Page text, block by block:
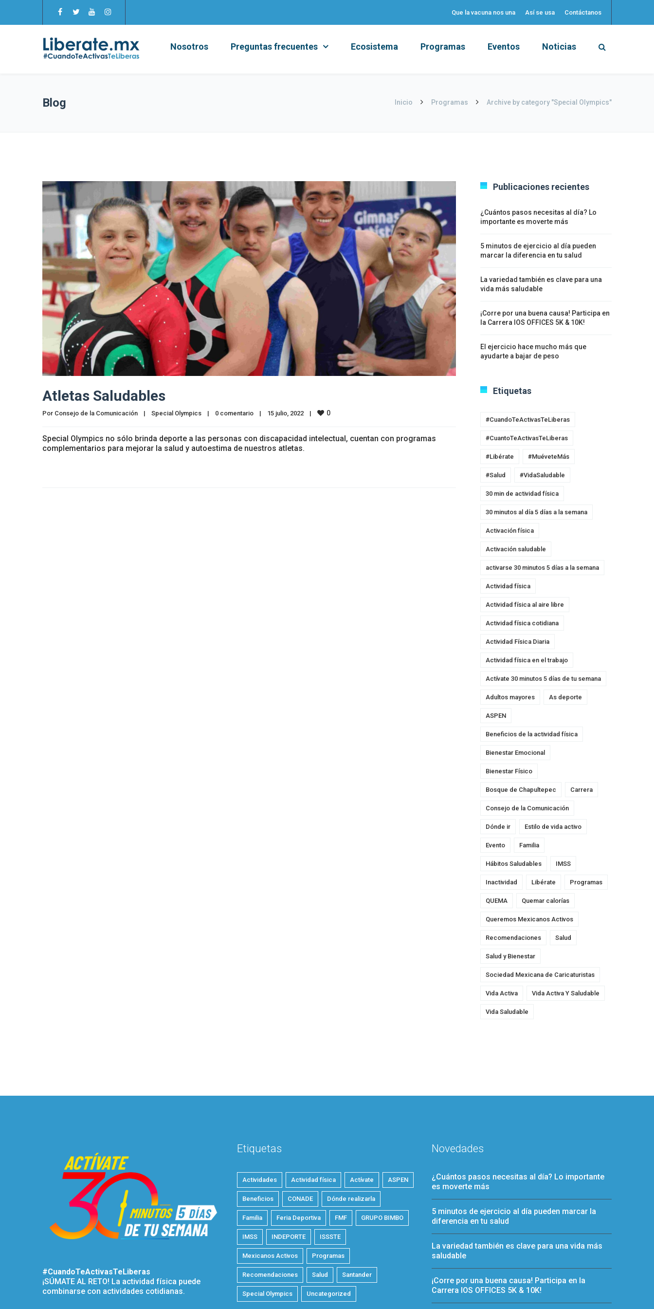
Que la vacuna nos una Así se usa Contáctanos
Nosotros Preguntas frecuentes Ecosistema Programas Eventos Noticias
Blog Inicio Programas Archive by category "Special Olympics"
Atletas Saludables
Por Consejo de la Comunicación | Special Olympics | 0 comentario | 15 julio, 2022 | 0
Special Olympics no sólo brinda deporte a las personas con discapacidad intelectual, cuentan con programas
complementarios para mejorar la salud y autoestima de nuestros atletas.
Publicaciones recientes
¿Cuántos pasos necesitas al día? Lo
importante es moverte más
5 minutos de ejercicio al día pueden
marcar la diferencia en tu salud
La variedad también es clave para una
vida más saludable
¡Corre por una buena causa! Participa en
la Carrera IOS OFFICES 5K & 10K!
El ejercicio hace mucho más que
ayudarte a bajar de peso
Etiquetas
#CuandoTeActivasTeLiberas
#CuantoTeActivasTeLiberas
#Libérate #MuéveteMás
#Salud #VidaSaludable
30 min de actividad física
30 minutos al día 5 días a la semana
Activación física
Activación saludable
activarse 30 minutos 5 días a la semana
Actividad física
Actividad física al aire libre
Actividad física cotidiana
Actividad Física Diaria
Actividad física en el trabajo
Actívate 30 minutos 5 días de tu semana
Adultos mayores As deporte
ASPEN
Beneficios de la actividad física
Bienestar Emocional
Bienestar Físico
Bosque de Chapultepec Carrera
Consejo de la Comunicación
Dónde ir Estilo de vida activo
Evento Familia
Hábitos Saludables IMSS
Inactividad Libérate Programas
QUEMA Quemar calorías
Queremos Mexicanos Activos
Recomendaciones Salud
Salud y Bienestar
Sociedad Mexicana de Caricaturistas
Vida Activa Vida Activa Y Saludable
Vida Saludable
#CuandoTeActivasTeLiberas
¡SÚMATE AL RETO! La actividad física puede
combinarse con actividades cotidianas.
Etiquetas
Actividades Actividad física Actívate ASPEN
Beneficios CONADE Dónde realizarla
Familia Feria Deportiva FMF GRUPO BIMBO
IMSS INDEPORTE ISSSTE
Mexicanos Activos Programas
Recomendaciones Salud Santander
Special Olympics Uncategorized
Novedades
¿Cuántos pasos necesitas al día? Lo importante
es moverte más
5 minutos de ejercicio al día pueden marcar la
diferencia en tu salud
La variedad también es clave para una vida más
saludable
¡Corre por una buena causa! Participa en la
Carrera IOS OFFICES 5K & 10K!